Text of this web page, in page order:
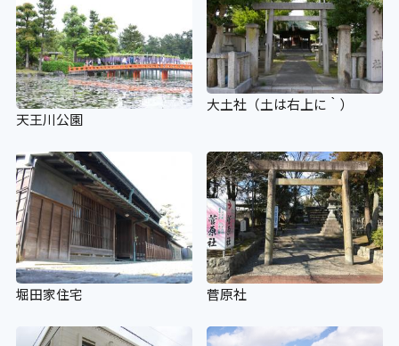
天王川公園
大土社（土は右上に｀）
堀田家住宅 菅原社